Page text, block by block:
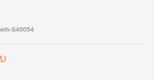
S40054
)